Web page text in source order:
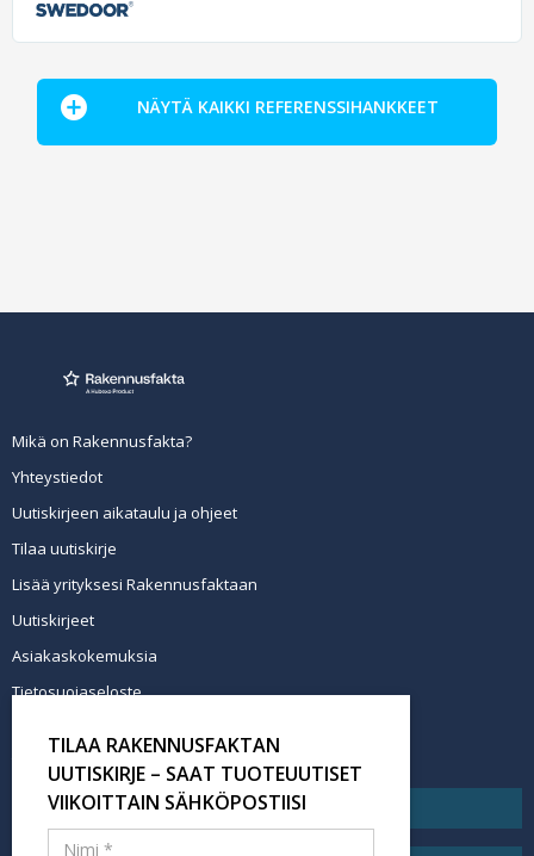
NÄYTÄ KAIKKI REFERENSSIHANKKEET
Mikä on Rakennusfakta?
Yhteystiedot
Uutiskirjeen aikataulu ja ohjeet
Tilaa uutiskirje
Lisää yrityksesi Rakennusfaktaan
Uutiskirjeet
Asiakaskokemuksia
Tietosuojaseloste
Tilaa uutiskirje
TILAA RAKENNUSFAKTAN
UUTISKIRJE – SAAT TUOTEUUTISET
VIIKOITTAIN SÄHKÖPOSTIISI